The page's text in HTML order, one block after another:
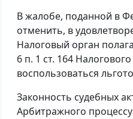
В жалобе, поданной в
отменить, в
Налоговый орган
6 п. 1 ст. 164
воспользоваться
Законность судебных
Арбитражного